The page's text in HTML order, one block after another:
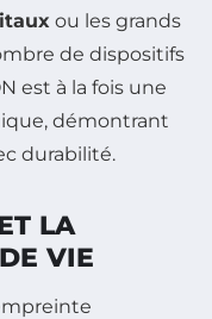
ou les grands
de dispositifs
est à la fois une
démontrant
durabilité.
LA
VIE